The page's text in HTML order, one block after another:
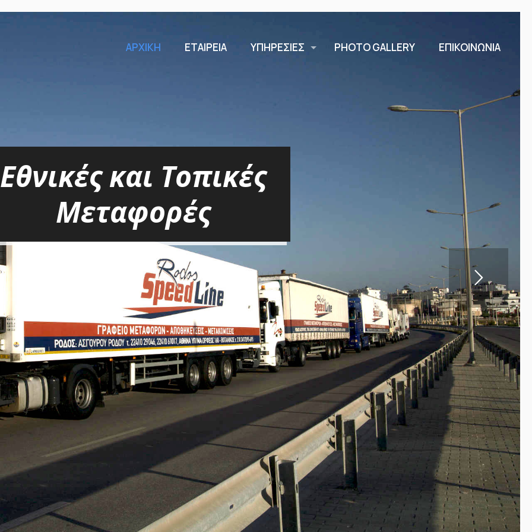
ΑΡΧΙΚΗ ΕΤΑΙΡΕΙΑ ΥΠΗΡΕΣΙΕΣ PHOTO GALLERY ΕΠΙΚΟΙΝΩΝΙΑ
Εθνικές και Τοπικές
Μεταφορές
Εθνικές και Τοπικές
Μεταφορές